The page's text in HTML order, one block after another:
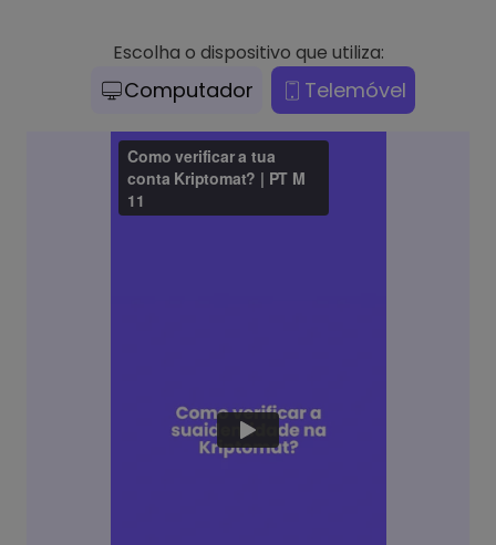
Escolha o dispositivo que utiliza:
Computador Telemóvel